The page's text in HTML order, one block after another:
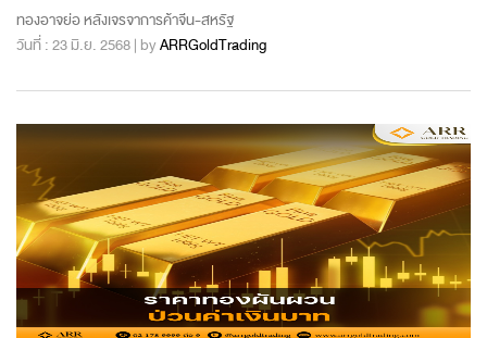
ทองอาจย่อ หลังเจรจาการค้าจีน-สหรัฐ
วันที่ : 23 มิ.ย. 2568 | byARRGoldTrading